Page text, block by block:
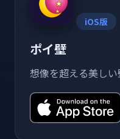
iOS版
ポイ壁
想像を超える美しい